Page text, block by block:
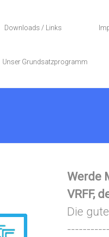
Downloads / Links
Unser Grundsatzprogramm
Werde
VRFF,
Die